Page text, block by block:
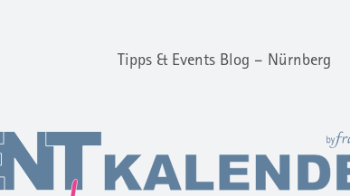
Tipps & Events Blog – Nürnberg